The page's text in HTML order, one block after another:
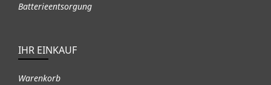
Batterieentsorgung
IHR EINKAUF
Warenkorb